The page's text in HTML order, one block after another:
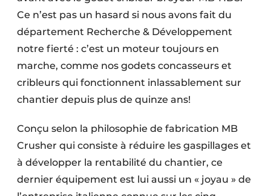
Ce n’est pas un hasard si nous avons fait du
département Recherche & Développement
notre fierté : c’est un moteur toujours en
marche, comme nos godets concasseurs et
cribleurs qui fonctionnent inlassablement sur
chantier depuis plus de quinze ans!
Conçu selon la philosophie de fabrication MB
Crusher qui consiste à réduire les gaspillages et
à développer la rentabilité du chantier, ce
dernier équipement est lui aussi un « joyau » de